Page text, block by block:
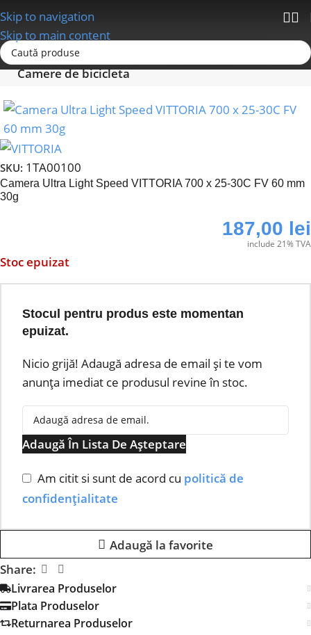
Skip to navigation
Skip to main content
Prima pagină
Camere de bicicleta
SKU: 1TA00100
Camera Ultra Light Speed VITTORIA 700 x 25-30C FV 60 mm
30g
187,00 lei
include 21% TVA
Stoc epuizat
Stocul pentru produs este momentan
epuizat.
Nicio grijă! Adaugă adresa de email și te vom
anunța imediat ce produsul revine în stoc.
Adaugă În Lista De Așteptare
Am citit si sunt de acord cu politică de
confidențialitate
Adaugă la favorite
Share:
Livrarea Produselor
Plata Produselor
Returnarea Produselor